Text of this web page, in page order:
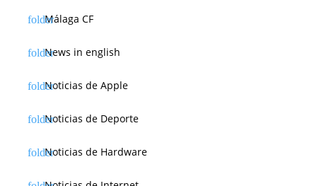
Málaga CF
News in english
Noticias de Apple
Noticias de Deporte
Noticias de Hardware